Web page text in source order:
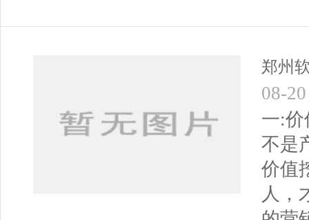
郑州
08-20
一:价
不是
价值
人，